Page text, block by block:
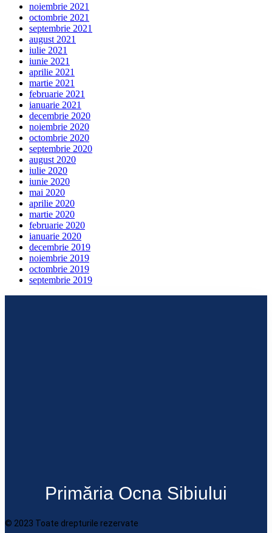
noiembrie 2021
octombrie 2021
septembrie 2021
august 2021
iulie 2021
iunie 2021
aprilie 2021
martie 2021
februarie 2021
ianuarie 2021
decembrie 2020
noiembrie 2020
octombrie 2020
septembrie 2020
august 2020
iulie 2020
iunie 2020
mai 2020
aprilie 2020
martie 2020
februarie 2020
ianuarie 2020
decembrie 2019
noiembrie 2019
octombrie 2019
septembrie 2019
Primăria Ocna Sibiului
© 2023 Toate drepturile rezervate